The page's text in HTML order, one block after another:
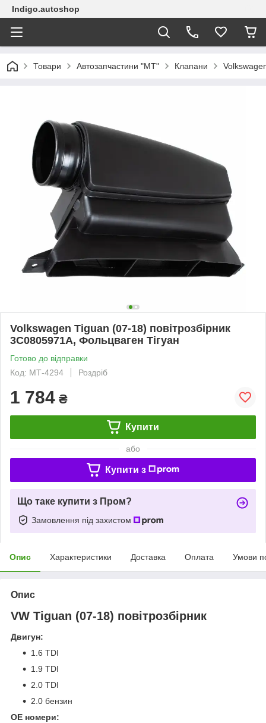
Indigo.autoshop
Товари Автозапчастини "МТ" Клапани
Volkswagen Tiguan (07-18) повітрозбірник
3C0805971A, Фольцваген Тігуан
Готово до відправки
Код: МТ-4294
Роздріб
1 784 ₴
Купити
або
Купити з
Що таке купити з Пром?
Замовлення під захистом
Опис Характеристики Доставка Оплата Умови
Опис
VW Tiguan (07-18) повітрозбірник
Двигун:
1.6 TDI
1.9 TDI
2.0 TDI
2.0 бензин
OE номери: